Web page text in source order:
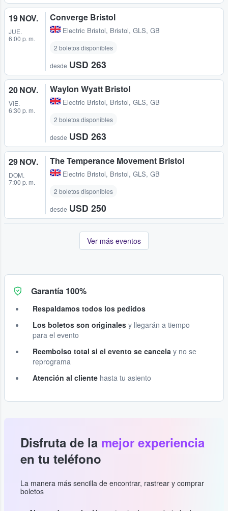
19 NOV.
JUE.
6:00 p. m.
Converge Bristol
Electric Bristol, Bristol, GLS, GB
2 boletos disponibles
desde USD 263
20 NOV.
VIE.
6:30 p. m.
Waylon Wyatt Bristol
Electric Bristol, Bristol, GLS, GB
2 boletos disponibles
desde USD 263
29 NOV.
DOM.
7:00 p. m.
The Temperance Movement Bristol
Electric Bristol, Bristol, GLS, GB
2 boletos disponibles
desde USD 250
Ver más eventos
Garantía 100%
Respaldamos todos los pedidos
Los boletos son originales y llegarán a tiempo
para el evento
Reembolso total si el evento se cancela y no se
reprograma
Atención al cliente hasta tu asiento
Disfruta de la mejor experiencia
en tu teléfono
La manera más sencilla de encontrar, rastrear y comprar
boletos